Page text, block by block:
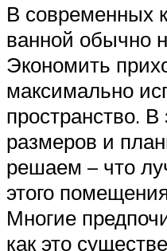
В современных
ванной обычно
Экономить
максимально
пространство.
размеров и
решаем – что
этого
Многие
как это